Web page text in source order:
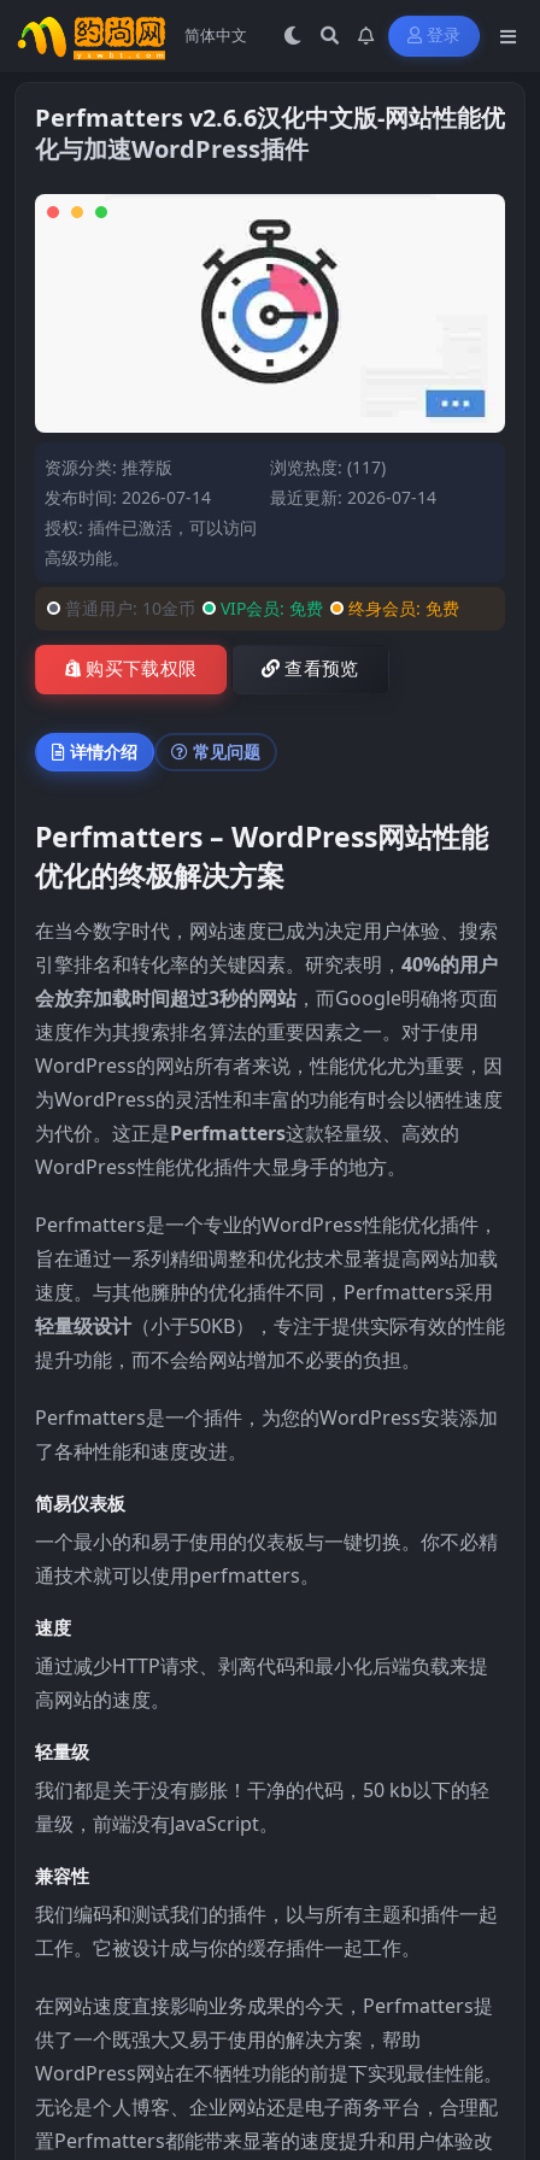
登录
Perfmatters v2.6.6汉化中文版-网站性能优
化与加速WordPress插件
资源分类: 推荐版
浏览热度: (117)
发布时间: 2026-07-14
最近更新: 2026-07-14
授权: 插件已激活，可以访问
高级功能。
普通用户: 10金币 VIP会员: 免费 终身会员: 免费
购买下载权限 查看预览
详情介绍 常见问题
Perfmatters – WordPress网站性能
优化的终极解决方案
在当今数字时代，网站速度已成为决定用户体验、搜索
引擎排名和转化率的关键因素。研究表明， 40%的用户
会放弃加载时间超过3秒的网站，而Google明确将页面
速度作为其搜索排名算法的重要因素之一。对于使用
WordPress的网站所有者来说，性能优化尤为重要，因
为WordPress的灵活性和丰富的功能有时会以牺牲速度
为代价。这正是Perfmatters这款轻量级、高效的
WordPress性能优化插件大显身手的地方。
Perfmatters是一个专业的WordPress性能优化插件，
旨在通过一系列精细调整和优化技术显著提高网站加载
速度。与其他臃肿的优化插件不同，Perfmatters采用
轻量级设计 （小于50KB），专注于提供实际有效的性能
提升功能，而不会给网站增加不必要的负担。
Perfmatters是一个插件，为您的WordPress安装添加
了各种性能和速度改进。
简易仪表板
一个最小的和易于使用的仪表板与一键切换。你不必精
通技术就可以使用perfmatters。
速度
通过减少HTTP请求、剥离代码和最小化后端负载来提
高网站的速度。
轻量级
我们都是关于没有膨胀！干净的代码，50 kb以下的轻
量级，前端没有JavaScript。
兼容性
我们编码和测试我们的插件，以与所有主题和插件一起
工作。它被设计成与你的缓存插件一起工作。
在网站速度直接影响业务成果的今天，Perfmatters提
供了一个既强大又易于使用的解决方案，帮助
WordPress网站在不牺牲功能的前提下实现最佳性能。
无论是个人博客、企业网站还是电子商务平台，合理配
置Perfmatters都能带来显著的速度提升和用户体验改